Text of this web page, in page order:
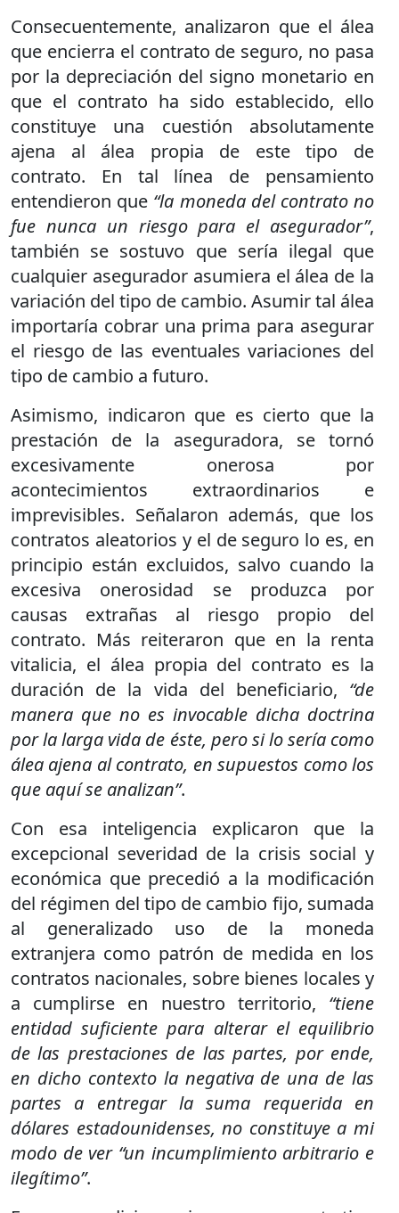
Consecuentemente, analizaron que el álea
que encierra el contrato de seguro, no pasa
por la depreciación del signo monetario en
que el contrato ha sido establecido, ello
constituye una cuestión absolutamente
ajena al álea propia de este tipo de
contrato. En tal línea de pensamiento
entendieron que “la moneda del contrato no
fue nunca un riesgo para el asegurador”,
también se sostuvo que sería ilegal que
cualquier asegurador asumiera el álea de la
variación del tipo de cambio. Asumir tal álea
importaría cobrar una prima para asegurar
el riesgo de las eventuales variaciones del
tipo de cambio a futuro.
Asimismo, indicaron que es cierto que la
prestación de la aseguradora, se tornó
excesivamente onerosa por
acontecimientos extraordinarios e
imprevisibles. Señalaron además, que los
contratos aleatorios y el de seguro lo es, en
principio están excluidos, salvo cuando la
excesiva onerosidad se produzca por
causas extrañas al riesgo propio del
contrato. Más reiteraron que en la renta
vitalicia, el álea propia del contrato es la
duración de la vida del beneficiario, “de
manera que no es invocable dicha doctrina
por la larga vida de éste, pero si lo sería como
álea ajena al contrato, en supuestos como los
que aquí se analizan”.
Con esa inteligencia explicaron que la
excepcional severidad de la crisis social y
económica que precedió a la modificación
del régimen del tipo de cambio fijo, sumada
al generalizado uso de la moneda
extranjera como patrón de medida en los
contratos nacionales, sobre bienes locales y
a cumplirse en nuestro territorio, “tiene
entidad suficiente para alterar el equilibrio
de las prestaciones de las partes, por ende,
en dicho contexto la negativa de una de las
partes a entregar la suma requerida en
dólares estadounidenses, no constituye a mi
modo de ver “un incumplimiento arbitrario e
ilegítimo”.